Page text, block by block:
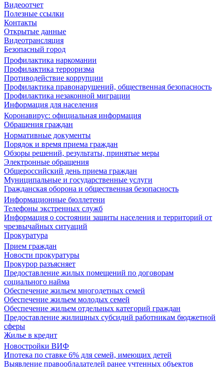
Видеоотчет
Полезные ссылки
Контакты
Открытые данные
Видеотрансляция
Безопасный город
Профилактика наркомании
Профилактика терроризма
Противодействие коррупции
Профилактика правонарушений, общественная безопасность
Профилактика незаконной миграции
Информация для населения
Коронавирус: официальная информация
Обращения граждан
Нормативные документы
Порядок и время приема граждан
Обзоры решений, результаты, принятые меры
Электронные обращения
Общероссийский день приема граждан
Муниципальные и государственные услуги
Гражданская оборона и общественная безопасность
Информационные бюллетени
Телефоны экстренных служб
Информация о состоянии защиты населения и территорий от
чрезвычайных ситуаций
Прокуратура
Прием граждан
Новости прокуратуры
Прокурор разъясняет
Предоставление жилых помещений по договорам
социального найма
Обеспечение жильем многодетных семей
Обеспечение жильем молодых семей
Обеспечение жильем отдельных категорий граждан
Предоставление жилищных субсидий работникам бюджетной
сферы
Жилье в кредит
Новостройки ВИФ
Ипотека по ставке 6% для семей, имеющих детей
Выявление правообладателей ранее учтенных объектов